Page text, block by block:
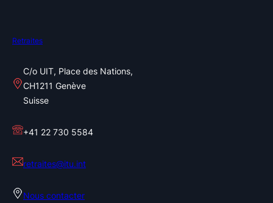
Retraites
C/o UIT, Place des Nations,
CH1211 Genève
Suisse
+41 22 730 5584
retraites@itu.int
Nous contacter